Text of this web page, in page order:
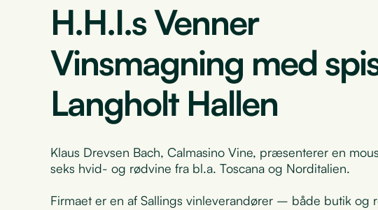
H.H.I.s Venner
Vinsmagning med
Langholt Hallen
Klaus Drevsen Bach, Calmasino Vine, præsenterer en
seks hvid- og rødvine fra bl.a. Toscana og Norditalien.
Firmaet er en af Sallings vinleverandører – både butik og